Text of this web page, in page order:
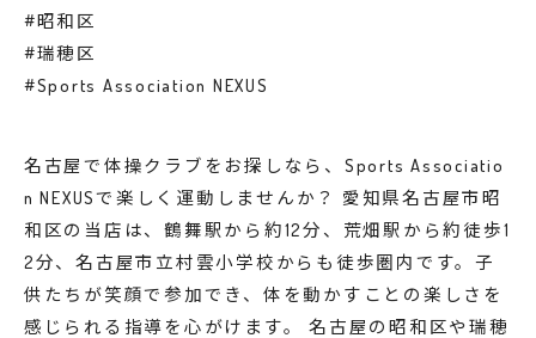
#昭和区
#瑞穂区
#Sports Association NEXUS
名古屋で体操クラブをお探しなら、Sports Associatio
n NEXUSで楽しく運動しませんか？ 愛知県名古屋市昭
和区の当店は、鶴舞駅から約12分、荒畑駅から約徒歩1
2分、名古屋市立村雲小学校からも徒歩圏内です。子
供たちが笑顔で参加でき、体を動かすことの楽しさを
感じられる指導を心がけます。 名古屋の昭和区や瑞穂